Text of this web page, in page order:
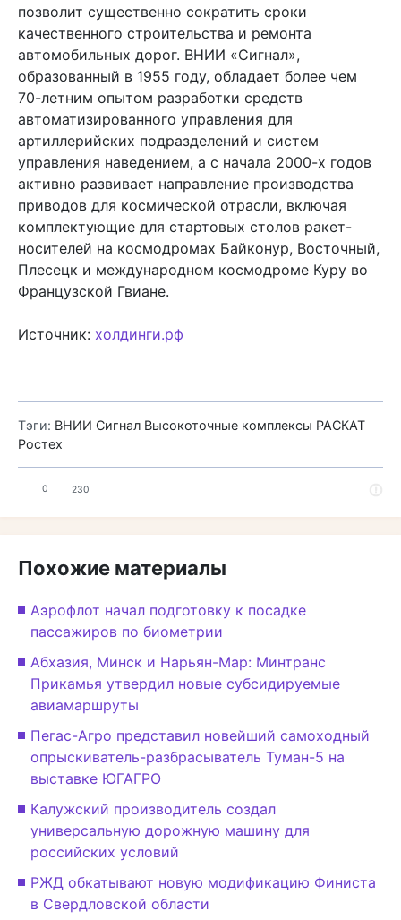
позволит существенно сократить сроки
качественного строительства и ремонта
автомобильных дорог. ВНИИ «Сигнал»,
образованный в 1955 году, обладает более чем
70-летним опытом разработки средств
автоматизированного управления для
артиллерийских подразделений и систем
управления наведением, а с начала 2000-х годов
активно развивает направление производства
приводов для космической отрасли, включая
комплектующие для стартовых столов ракет-
носителей на космодромах Байконур, Восточный,
Плесецк и международном космодроме Куру во
Французской Гвиане.
Источник: холдинги.рф
Тэги: ВНИИ Сигнал Высокоточные комплексы РАСКАТ
Ростех
0 230
Похожие материалы
Аэрофлот начал подготовку к посадке
пассажиров по биометрии
Абхазия, Минск и Нарьян-Мар: Минтранс
Прикамья утвердил новые субсидируемые
авиамаршруты
Пегас-Агро представил новейший самоходный
опрыскиватель-разбрасыватель Туман-5 на
выставке ЮГАГРО
Калужский производитель создал
универсальную дорожную машину для
российских условий
РЖД обкатывают новую модификацию Финиста
в Свердловской области